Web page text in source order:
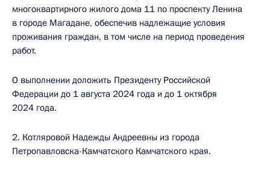
многоквартирного жилого дома 11 по проспекту Ленина
в городе Магадане, обеспечив надлежащие условия
проживания граждан, в том числе на период проведения
работ.
О выполнении доложить Президенту Российской
Федерации до 1 августа 2024 года и до 1 октября
2024 года.
2. Котляровой Надежды Андреевны из города
Петропавловска-Камчатского Камчатского края.